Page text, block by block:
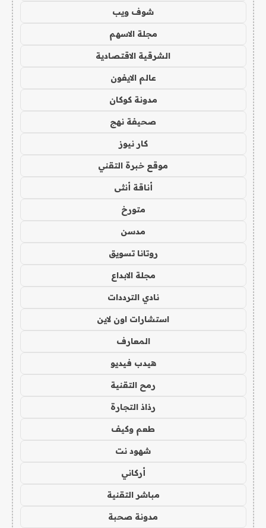
شوف ويب
مجلة الاسهم
الشرقية الاقتصادية
عالم الايفون
مدونة كوكان
صحيفة نهج
كار نيوز
موقع خبرة التقني
أناقة أنثى
متورخ
مدسن
روتانا تسويق
مجلة الابداع
نادي الترددات
استشارات اون لاين
المعارف
هيدب فيديو
رمح التقنية
رذاذ التجارة
طعم وكيف
شهود نت
أركاني
مباشر التقنية
مدونة صحبة